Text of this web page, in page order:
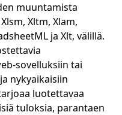
muuntamista
Xltm, Xlam,
ja Xlt, välillä.
tai
nykyaikaisiin
luotettavaa
tuloksia, parantaen